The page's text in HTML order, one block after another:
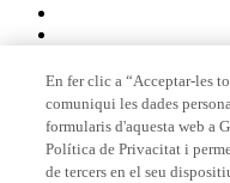
Membre de
En fer clic a “Acceptar-les
comuniqui les dades
formularis d'aquesta web a
Política de Privacitat i
de tercers en el seu